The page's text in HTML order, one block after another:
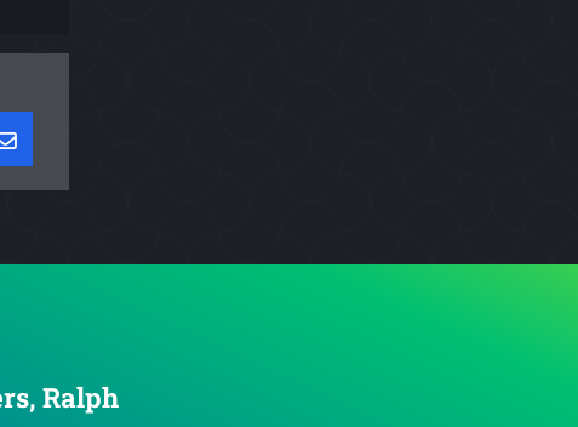
Ralph